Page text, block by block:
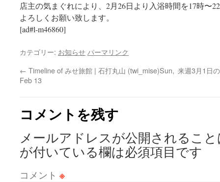
店主の気まぐれにより、2月26日より入浴時間を17時〜
よろしくお願い致します。
[ad#l-m46860]
カテゴリー: お知らせ パーマリンク
← Timeline of みせ旅館 | 石打丸山 (twi_mise)Sun,
Feb 13
来週3月1日
コメントを残す
メールアドレスが公開されるこ
が付いている欄は必須項目です
コメント ※